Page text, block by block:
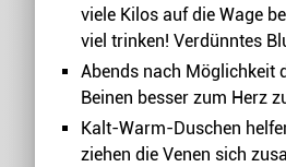
viele Kilos auf die Wage
viel trinken! Verdünntes
Abends nach Möglichkeit
Beinen besser zum Herz
Kalt-Warm-Duschen
ziehen die Venen sich